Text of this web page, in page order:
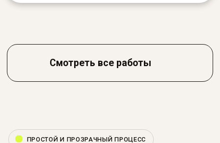
Всё чётко, быстро и без лишних вопросов.
исправили. Профессионально и по делу.